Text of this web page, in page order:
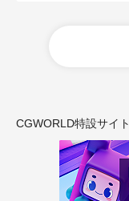
CGWORLD特設サイト